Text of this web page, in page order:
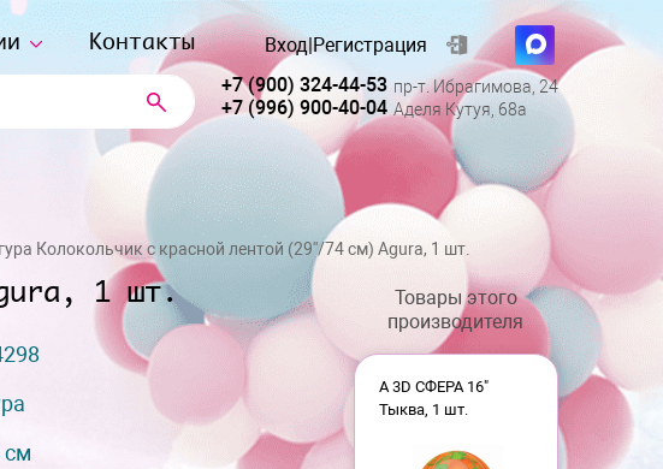
Контакты Вход|Регистрация
+7 (900) 324-44-53 пр-т. Ибрагимова, 24
+7 (996) 900-40-04 Аделя Кутуя, 68а
Колокольчик с красной лентой (29''/74 см) Agura, 1 шт.
1 шт.
см
Товары этого
производителя
А 3D СФЕРА 16"
Тыква, 1 шт.